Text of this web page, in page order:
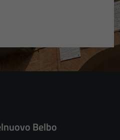
Belbo